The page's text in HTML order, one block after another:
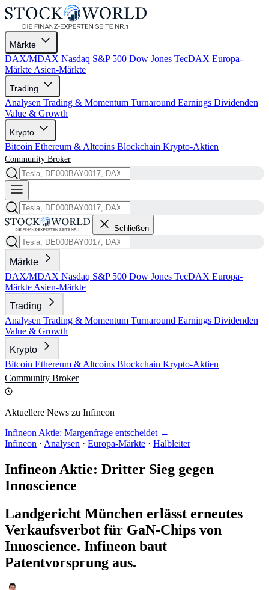
Märkte
DAX/MDAX Nasdaq S&P 500 Dow Jones TecDAX Europa-
Märkte Asien-Märkte
Trading
Analysen Trading & Momentum Turnaround Earnings Dividenden
Value & Growth
Krypto
Bitcoin Ethereum & Altcoins Blockchain Krypto-Aktien
Community Broker
Schließen
Märkte
DAX/MDAX Nasdaq S&P 500 Dow Jones TecDAX Europa-
Märkte Asien-Märkte
Trading
Analysen Trading & Momentum Turnaround Earnings Dividenden
Value & Growth
Krypto
Bitcoin Ethereum & Altcoins Blockchain Krypto-Aktien
Community Broker
Aktuellere News zu Infineon
Infineon Aktie: Margenfrage entscheidet →
Infineon · Analysen · Europa-Märkte · Halbleiter
Infineon Aktie: Dritter Sieg gegen
Innoscience
Landgericht München erlässt erneutes
Verkaufsverbot für GaN-Chips von
Innoscience. Infineon baut
Patentvorsprung aus.